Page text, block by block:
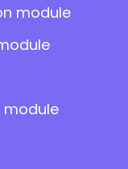
module
module